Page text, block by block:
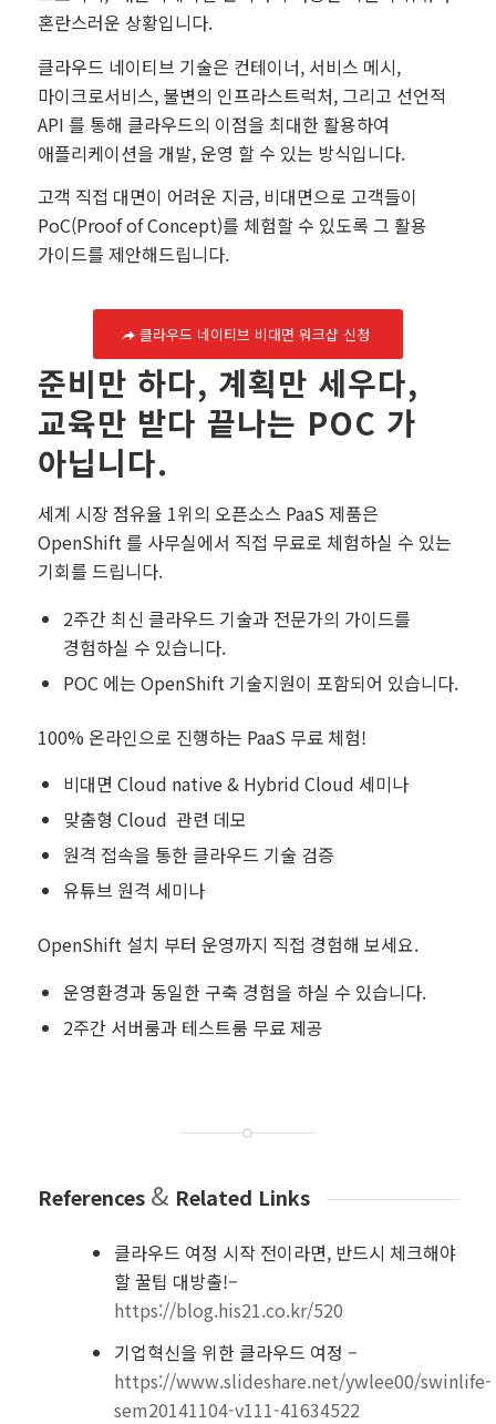
혼란스러운 상황입니다.
클라우드 네이티브 기술은 컨테이너, 서비스 메시,
마이크로서비스, 불변의 인프라스트럭처, 그리고 선언적
API 를 통해 클라우드의 이점을 최대한 활용하여
애플리케이션을 개발, 운영 할 수 있는 방식입니다.
고객 직접 대면이 어려운 지금, 비대면으로 고객들이
PoC(Proof of Concept)를 체험할 수 있도록 그 활용
가이드를 제안해드립니다.
클라우드 네이티브 비대면 워크샵 신청
준비만 하다, 계획만 세우다,
교육만 받다 끝나는 POC 가
아닙니다.
세계 시장 점유율 1위의 오픈소스 PaaS 제품은
OpenShift 를 사무실에서 직접 무료로 체험하실 수 있는
기회를 드립니다.
2주간 최신 클라우드 기술과 전문가의 가이드를
경험하실 수 있습니다.
POC 에는 OpenShift 기술지원이 포함되어 있습니다.
100% 온라인으로 진행하는 PaaS 무료 체험!
비대면 Cloud native & Hybrid Cloud 세미나
맞춤형 Cloud 관련 데모
원격 접속을 통한 클라우드 기술 검증
유튜브 원격 세미나
OpenShift 설치 부터 운영까지 직접 경험해 보세요.
운영환경과 동일한 구축 경험을 하실 수 있습니다.
2주간 서버룸과 테스트룸 무료 제공
References & Related Links
클라우드 여정 시작 전이라면, 반드시 체크해야
할 꿀팁 대방출!–
https://blog.his21.co.kr/520
기업혁신을 위한 클라우드 여정 –
https://www.slideshare.net/ywlee00/swinlife-
sem20141104-v111-41634522